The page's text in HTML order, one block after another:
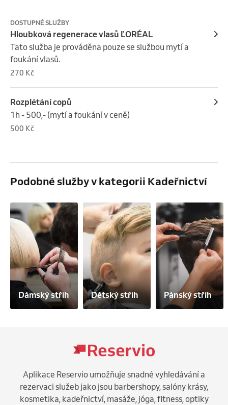
DOSTUPNÉ SLUŽBY
Hloubková regenerace vlasů ĽORÉAL
Tato služba je prováděna pouze se službou mytí a
foukání vlasů.
270 Kč
Rozplétání copů
1h - 500,- (mytí a foukání v ceně)
500 Kč
Podobné služby v kategorii Kadeřnictví
Dámský střih Dětský střih Pánský střih
Aplikace Reservio umožňuje snadné vyhledávání a
rezervaci služeb jako jsou barbershopy, salóny krásy,
kosmetika, kadeřnictví, masáže, jóga, fitness, optiky